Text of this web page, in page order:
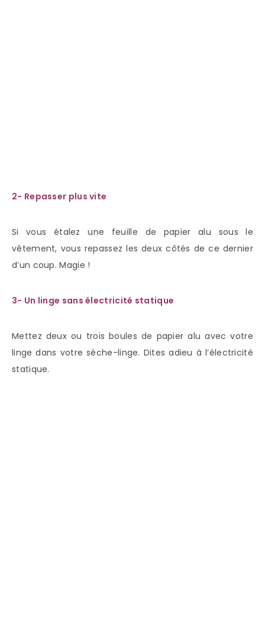
2- Repasser plus vite
Si vous étalez une feuille de papier alu sous le
vêtement, vous repassez les deux côtés de ce dernier
d’un coup. Magie !
3- Un linge sans électricité statique
Mettez deux ou trois boules de papier alu avec votre
linge dans votre sèche-linge. Dites adieu à l’électricité
statique.